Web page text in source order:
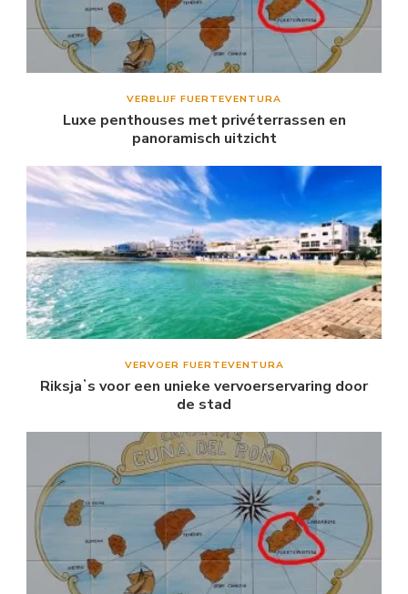
VERBLIJF FUERTEVENTURA
Luxe penthouses met privéterrassen en
panoramisch uitzicht
VERVOER FUERTEVENTURA
Riksjaʼs voor een unieke vervoerservaring door
de stad